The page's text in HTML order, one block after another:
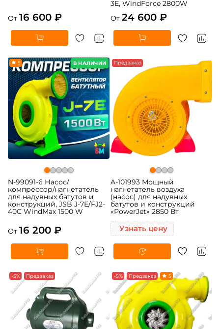
От 16 600 ₽
3E, WindForce 2800W
От 24 600 ₽
В НАЛИЧИИ
5
N-99091-6 Насос/
компрессор/нагнетатель
для надувных батутов и
конструкций, JSB J-7E/FJ2-
40C WindMax 1500 W
От 16 200 ₽
Предзаказ
A-101993 Мощный
нагнетатель воздуха
(насос) для надувных
батутов и конструкций
«PowerJet» 2850 Вт
Узнать цену
-5% Предзаказ -5% Предзаказ 5